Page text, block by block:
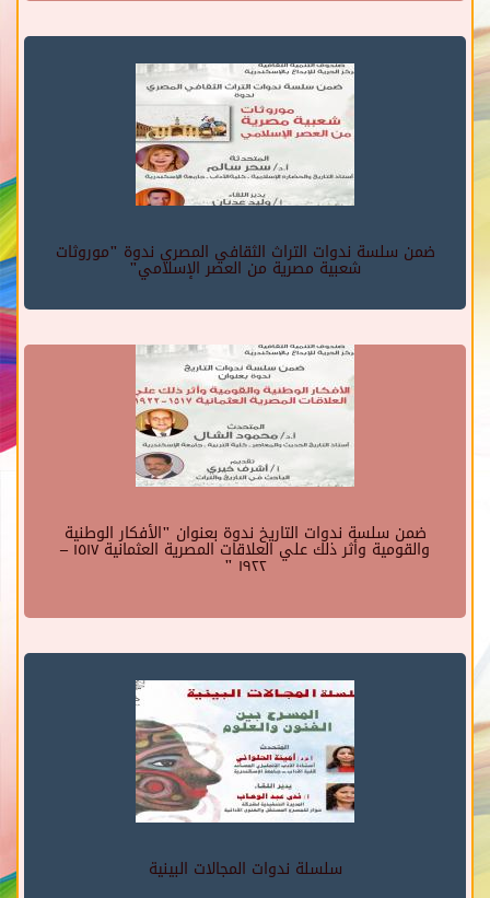
ضمن سلسة ندوات التراث الثقافي المصري ندوة "موروثات
شعبية مصرية من العصر الإسلامي"
ضمن سلسة ندوات التاريخ ندوة بعنوان "الأفكار الوطنية
والقومية وأثر ذلك علي العلاقات المصرية العثمانية ١٥١٧ –
١٩٢٢ "
سلسلة ندوات المجالات البينية